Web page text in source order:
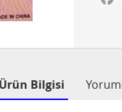
Ürün Bilgisi